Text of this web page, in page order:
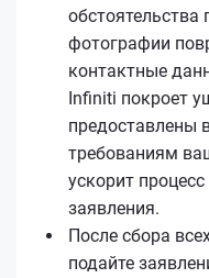
обстоятельства
фотографии
контактные
Infiniti покроет
предоставлены
требованиям
ускорит
заявления.
После сбора
подайте